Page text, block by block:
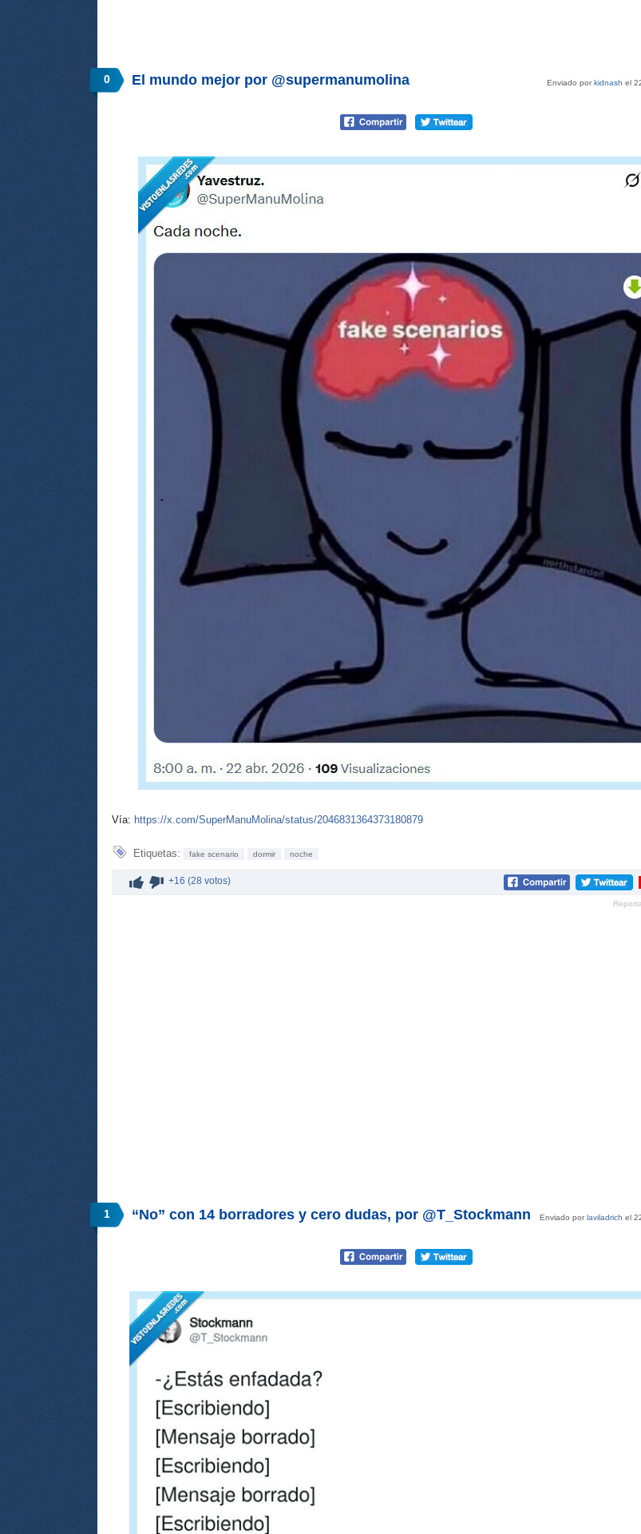
0 Enviado porkidnash el
El mundo mejor por @supermanumolina
Vía: https://x.com/SuperManuMolina/status/2046831364373180879
Etiquetas: fake scenario dormir noche
+16 (28 votos)
1 Enviado porlaviladrich el
“No” con 14 borradores y cero dudas, por @T_Stockmann